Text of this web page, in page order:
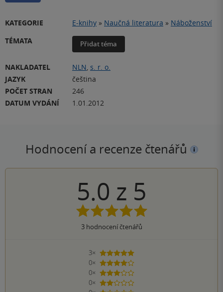
KATEGORIE E-knihy » Naučná literatura » Náboženství
TÉMATA
Přidat téma
NAKLADATEL NLN, s. r. o.
JAZYK
čeština
POČET STRAN
246
DATUM VYDÁNÍ
1.01.2012
Hodnocení a recenze čtenářů
5.0 z 5
3hodnocení čtenářů
3×
5 hvězdiček
0×
4 hvězdičky
0×
3 hvězdičky
0×
2 hvězdičky